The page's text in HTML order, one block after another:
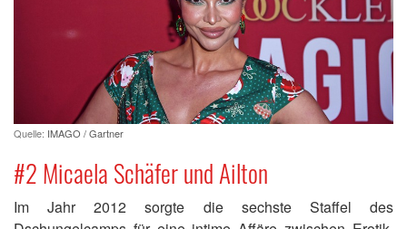
Quelle: IMAGO / Gartner
#2 Micaela Schäfer und Ailton
Im Jahr 2012 sorgte die sechste Staffel des